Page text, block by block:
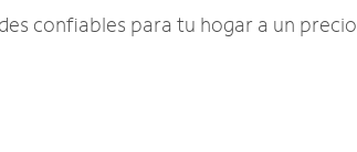
confiables para tu hogar a un precio